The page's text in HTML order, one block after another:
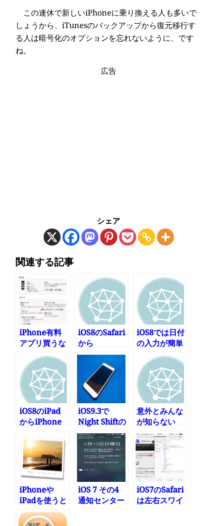
この連休で新しいiPhoneに乗り換える人も多いで
しょうから、iTunesのバックアップから復元移行す
る人は暗号化のオプションを忘れないように、です
ね。
広告
シェア
関連する記事
iPhone有料
アプリ買うな
らiCloudだけ
じゃなくPCに
バックアップ
しよう
iOS8のSafari
から
1Password
を呼び出す
iOS8では日付
の入力が簡単
にできるよう
になったぞ
iOS8のiPad
からiPhone
を操作できる
iOS9.3で
Night Shiftの
自動設定が表
示されない場
合の対処
意外とみんな
が知らない
iPhoneの裏
技
iPhoneや
iPadを使うと
コンテンツ消
費側に偏る
iOS 7 その4
通知センター
iOS7のSafari
は左右スワイ